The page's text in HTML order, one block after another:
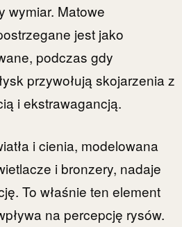
wymiar. Matowe
jest jako
podczas gdy
przywołują skojarzenia z
i ekstrawagancją.
i cienia, modelowana
i bronzery, nadaje
To właśnie ten element
na percepcję rysów.